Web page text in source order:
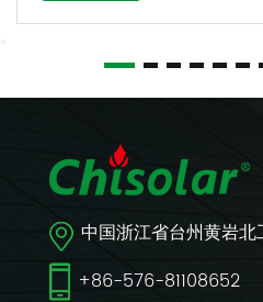
中国浙江省台州黄岩北
+86-576-81108652